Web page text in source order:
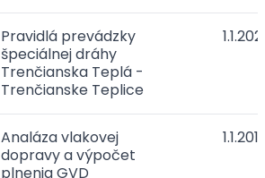
Pravidlá prevádzky
špeciálnej dráhy
Trenčianska Teplá -
Trenčianske Teplice
Analáza vlakovej
dopravy a výpočet
plnenia GVD